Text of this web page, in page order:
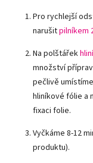
Pro rychlejší
narušitpilníkem
Na polštářek
množství
pečlivě
hliníkové fólie a
fixaci folie.
Vyčkáme 8-12
produktu).